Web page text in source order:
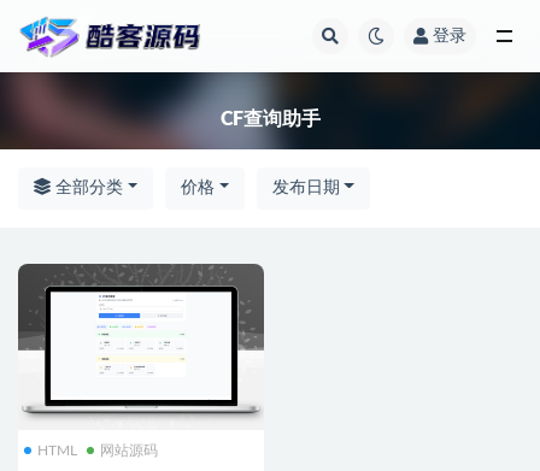
登录
CF查询助手
全部分类 价格 发布日期
HTML 网站源码